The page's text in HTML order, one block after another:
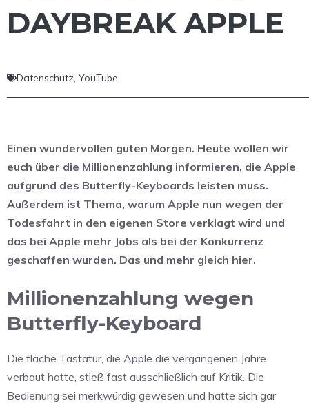
DAYBREAK APPLE
Datenschutz, YouTube
Einen wundervollen guten Morgen. Heute wollen wir
euch über die Millionenzahlung informieren, die Apple
aufgrund des Butterfly-Keyboards leisten muss.
Außerdem ist Thema, warum Apple nun wegen der
Todesfahrt in den eigenen Store verklagt wird und
das bei Apple mehr Jobs als bei der Konkurrenz
geschaffen wurden. Das und mehr gleich hier.
Millionenzahlung wegen
Butterfly-Keyboard
Die flache Tastatur, die Apple die vergangenen Jahre
verbaut hatte, stieß fast ausschließlich auf Kritik. Die
Bedienung sei merkwürdig gewesen und hatte sich gar